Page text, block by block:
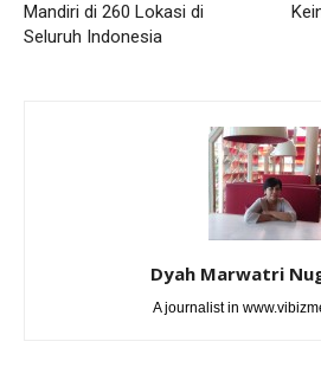
Mandiri di 260 Lokasi di
Seluruh Indonesia
Dyah Marwatri
A journalist in